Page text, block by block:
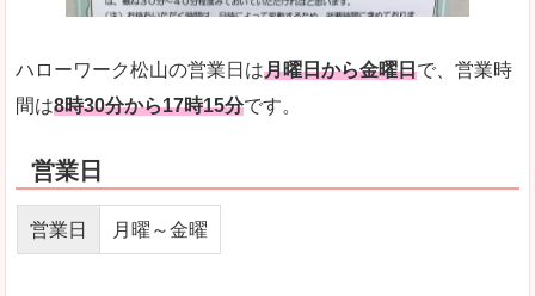
ハローワーク松山の営業日は月曜日から金曜日で、営業時
間は8時30分から17時15分です。
営業日
営業日 月曜～金曜